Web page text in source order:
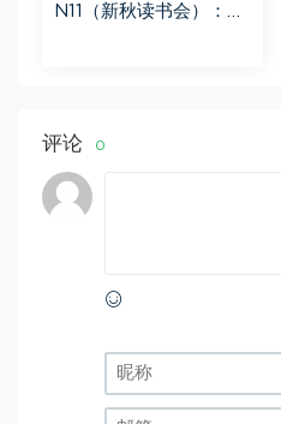
N11（新秋读书会）：
评论 0